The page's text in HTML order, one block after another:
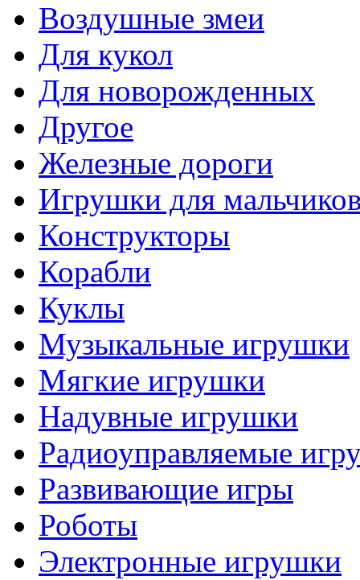
Воздушные змеи
Для кукол
Для новорожденных
Другое
Железные дороги
Игрушки для
Конструкторы
Корабли
Куклы
Музыкальные игрушки
Мягкие игрушки
Надувные игрушки
Радиоуправляемые
Развивающие игры
Роботы
Электронные игрушки